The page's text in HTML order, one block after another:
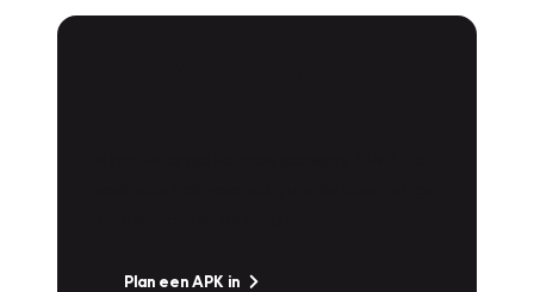
Plan een APK in